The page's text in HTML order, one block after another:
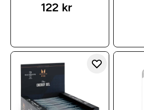
122 kr‎